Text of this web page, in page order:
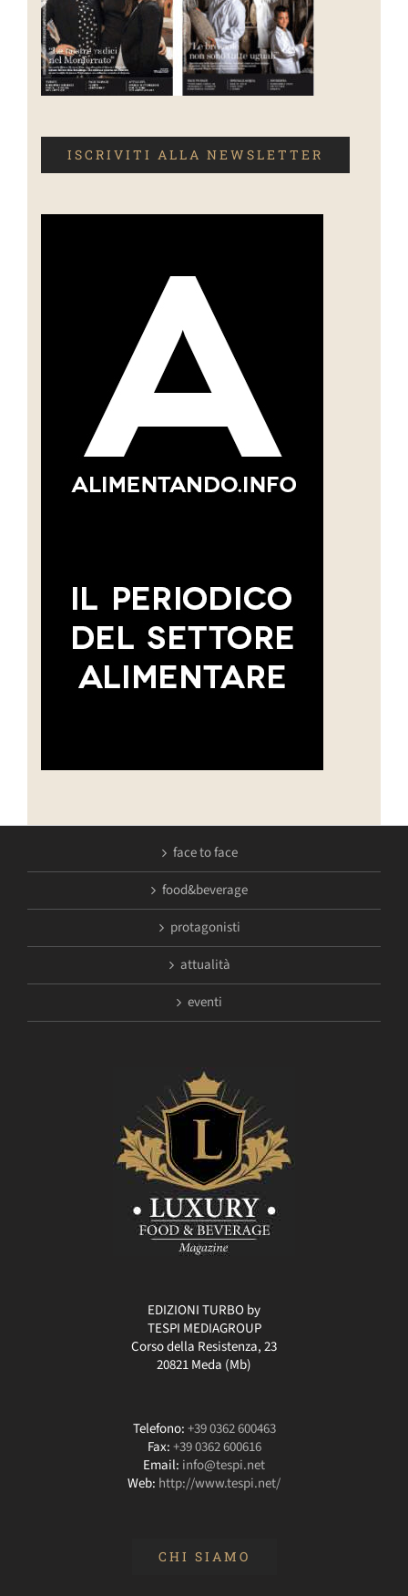
ISCRIVITI ALLA NEWSLETTER
face to face
food&beverage
protagonisti
attualità
eventi
EDIZIONI TURBO by
TESPI MEDIAGROUP
Corso della Resistenza, 23
20821 Meda (Mb)
Telefono:+39 0362 600463
Fax:+39 0362 600616
Email: info@tespi.net
Web: http://www.tespi.net/
CHI SIAMO